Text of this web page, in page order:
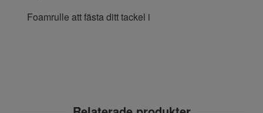
Foamrulle att fästa ditt tackel i